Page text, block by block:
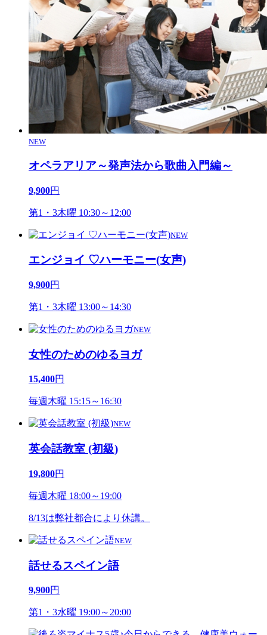
NEW
オペラアリア～発声法から歌曲入門編～
9,900円
第1・3木曜 10:30～12:00
NEW
エンジョイ ♡ハーモニー(女声)
9,900円
第1・3木曜 13:00～14:30
NEW
女性のためのゆるヨガ
15,400円
毎週木曜 15:15～16:30
NEW
英会話教室 (初級)
19,800円
毎週木曜 18:00～19:00
8/13は弊社都合により休講。
NEW
話せるスペイン語
9,900円
第1・3水曜 19:00～20:00